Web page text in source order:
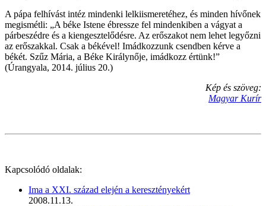
A pápa felhívást intéz mindenki lelkiismeretéhez, és minden hívőnek
megismétli: „A béke Istene ébressze fel mindenkiben a vágyat a
párbeszédre és a kiengesztelődésre. Az erőszakot nem lehet legyőzni
az erőszakkal. Csak a békével! Imádkozzunk csendben kérve a
békét. Szűz Mária, a Béke Királynője, imádkozz értünk!”
(Úrangyala, 2014. július 20.)
Kép és szöveg:
Magyar Kurír
Kapcsolódó oldalak:
Ima a XXI. század elején a keresztényekért
2008.11.13.